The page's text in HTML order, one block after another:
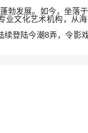
发展。如今，坐落
文化艺术机构，从
登陆今潮8弄，令